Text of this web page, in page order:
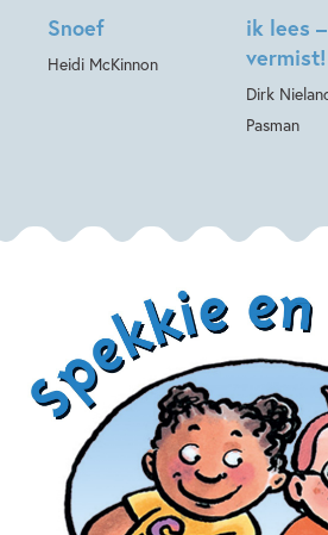
Snoef
Heidi McKinnon
ik lees
vermist!
Dirk
Pasman